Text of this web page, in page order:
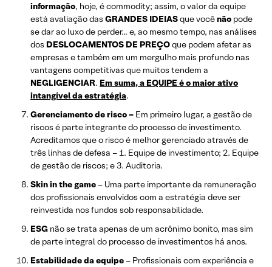
informação, hoje, é commodity; assim, o valor da equipe
está avaliação das GRANDES IDEIASque vocênão pode
se dar ao luxo de perder… e, ao mesmo tempo, nas análises
dos DESLOCAMENTOS DE PREÇOque podem afetar as
empresas e também em um mergulho mais profundo nas
vantagens competitivas que muitos tendem a
NEGLIGENCIAR. Em suma, a EQUIPE é o maior ativo
intangível da estratégia.
Gerenciamento de risco – Em primeiro lugar, a gestão de
riscos é parte integrante do processo de investimento.
Acreditamos que o risco é melhor gerenciado através de
três linhas de defesa – 1. Equipe de investimento; 2. Equipe
de gestão de riscos; e 3. Auditoria.
Skin in the game – Uma parte importante da remuneração
dos profissionais envolvidos com a estratégia deve ser
reinvestida nos fundos sob responsabilidade.
ESG não se trata apenas de um acrônimo bonito, mas sim
de parte integral do processo de investimentos há anos.
Estabilidade da equipe – Profissionais com experiência e